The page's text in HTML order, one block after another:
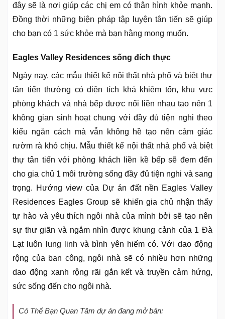
đây sẽ là nơi giúp các chị em có thân hình khỏe mạnh.
Đồng thời những biện pháp tập luyện tân tiến sẽ giúp
cho bạn có 1 sức khỏe mà bạn hằng mong muốn.
Eagles Valley Residences sống đích thực
Ngày nay, các mẫu thiết kế nội thất nhà phố và biệt thự
tân tiến thường có diện tích khá khiêm tốn, khu vực
phòng khách và nhà bếp được nối liền nhau tạo nên 1
không gian sinh hoạt chung với đầy đủ tiện nghi theo
kiểu ngăn cách mà vẫn không hề tạo nên cảm giác
rườm rà khó chịu. Mẫu thiết kế nội thất nhà phố và biệt
thự tân tiến với phòng khách liền kề bếp sẽ đem đến
cho gia chủ 1 môi trường sống đầy đủ tiện nghi và sang
trọng. Hướng view của Dự án đất nền Eagles Valley
Residences Eagles Group sẽ khiến gia chủ nhận thấy
tự hào và yêu thích ngôi nhà của mình bởi sẽ tạo nên
sự thư giãn và ngắm nhìn được khung cảnh của 1 Đà
Lạt luôn lung linh và bình yên hiếm có. Với dao động
rộng của ban công, ngôi nhà sẽ có nhiều hơn những
dao động xanh rộng rãi gắn kết và truyền cảm hứng,
sức sống đến cho ngôi nhà.
Có Thể Bạn Quan Tâm dự án đang mở bán: